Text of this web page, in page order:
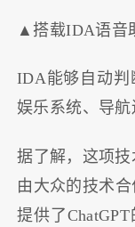
▲搭载IDA语音
IDA能够自动判
娱乐系统、导航
据了解，这项技
由大众的技术
提供了